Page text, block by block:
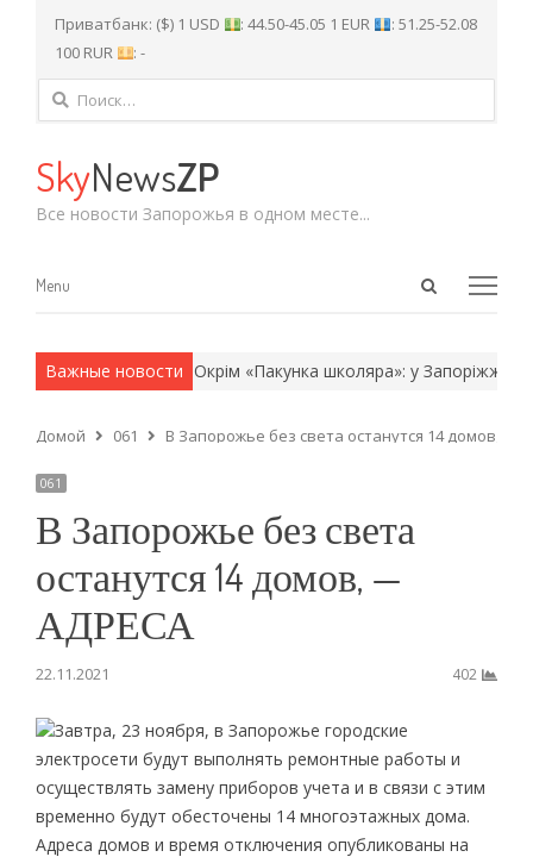
Приватбанк: ($) 1 USD : 44.50-45.05 1 EUR
: 51.25-52.08
100 RUR
: -
Найти:
SkyNewsZP
Все новости Запорожья в одном месте...
Open
Menu
Menu
Важные новости
методы. Окрім «Пакунка школяра»: у Запоріжжі
Домой 061 В Запорожье без света останутся 14 домов, —
061
В Запорожье без света
останутся 14 домов, —
АДРЕСА
22.11.2021 402
Завтра, 23 ноября, в Запорожье городские
электросети будут выполнять ремонтные работы и
осуществлять замену приборов учета и в связи с этим
временно будут обесточены 14 многоэтажных дома.
Адреса домов и время отключения опубликованы на